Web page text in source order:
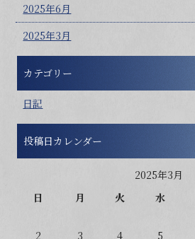
2025年6月
2025年3月
カテゴリー
日記
投稿日カレンダー
2025年3月
日
月 火 水
2
3 4 5